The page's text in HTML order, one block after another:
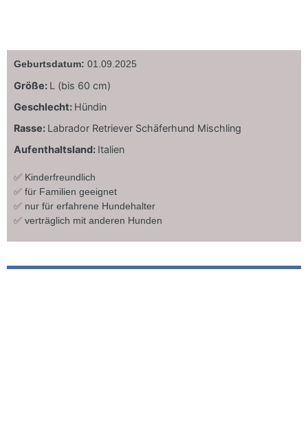
Geburtsdatum: 01.09.2025
Größe: L (bis 60 cm)
Geschlecht: Hündin
Rasse: Labrador Retriever Schäferhund Mischling
Aufenthaltsland: Italien
✅ Kinderfreundlich
✅ für Familien geeignet
✅ nur für erfahrene Hundehalter
✅ verträglich mit anderen Hunden